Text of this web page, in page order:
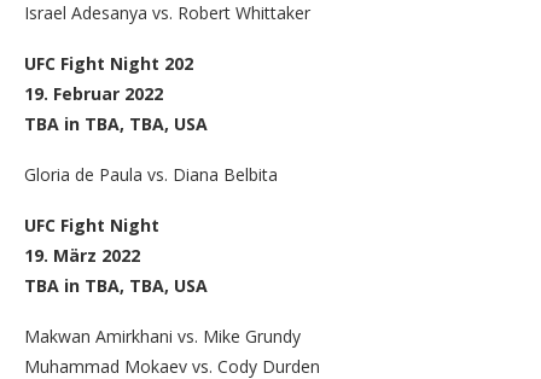
Israel Adesanya vs. Robert Whittaker
UFC Fight Night 202
19. Februar 2022
TBA in TBA, TBA, USA
Gloria de Paula vs. Diana Belbita
UFC Fight Night
19. März 2022
TBA in TBA, TBA, USA
Makwan Amirkhani vs. Mike Grundy
Muhammad Mokaev vs. Cody Durden